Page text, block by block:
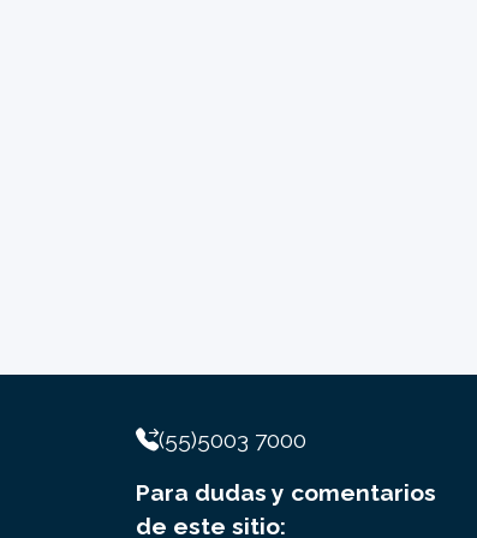
(55)5003 7000
Para dudas y comentarios
de este sitio: